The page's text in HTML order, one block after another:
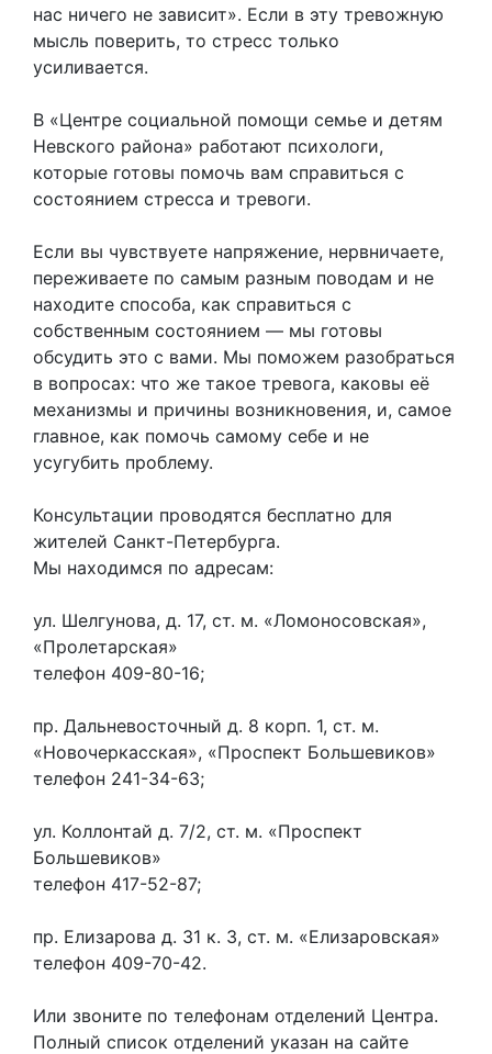
нас ничего не зависит». Если в эту тревожную
мысль поверить, то стресс только
усиливается.
В «Центре социальной помощи семье и детям
Невского района» работают психологи,
которые готовы помочь вам справиться с
состоянием стресса и тревоги.
Если вы чувствуете напряжение, нервничаете,
переживаете по самым разным поводам и не
находите способа, как справиться с
собственным состоянием — мы готовы
обсудить это с вами. Мы поможем разобраться
в вопросах: что же такое тревога, каковы её
механизмы и причины возникновения, и, самое
главное, как помочь самому себе и не
усугубить проблему.
Консультации проводятся бесплатно для
жителей Санкт-Петербурга.
Мы находимся по адресам:
ул. Шелгунова, д. 17, ст. м. «Ломоносовская»,
«Пролетарская»
телефон 409-80-16;
пр. Дальневосточный д. 8 корп. 1, ст. м.
«Новочеркасская», «Проспект Большевиков»
телефон 241-34-63;
ул. Коллонтай д. 7/2, ст. м. «Проспект
Большевиков»
телефон 417-52-87;
пр. Елизарова д. 31 к. 3, ст. м. «Елизаровская»
телефон 409-70-42.
Или звоните по телефонам отделений Центра.
Полный список отделений указан на сайте